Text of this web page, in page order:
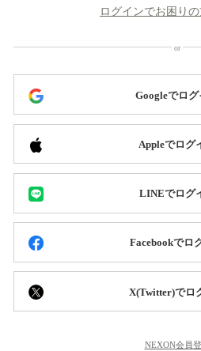
ログインでお困り
Googleでログ
Appleでログ
LINEでログ
Facebookでロ
X(Twitter)でロ
NEXON会員